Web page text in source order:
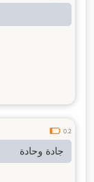
0.2
جادة وحادة